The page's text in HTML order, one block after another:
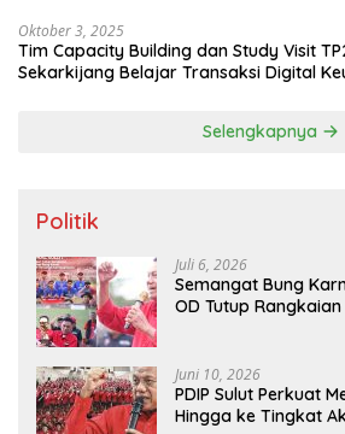
Oktober 3, 2025
Tim Capacity Building dan Study Visit
Sekarkijang Belajar Transaksi Digital
Selengkapnya
Politik
Juli 6, 2026
Semangat Bung
OD Tutup
Juni 10, 2026
PDIP Sulut Perkuat
Hingga ke Tingkat